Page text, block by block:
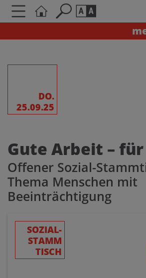
Schriftgröße
AA
A A A A A
DO.
25.09.25
Gute Arbeit –
Offener Sozial-
Thema Menschen mit
Beeinträchtigung
SOZIAL-
STAMM
TISCH